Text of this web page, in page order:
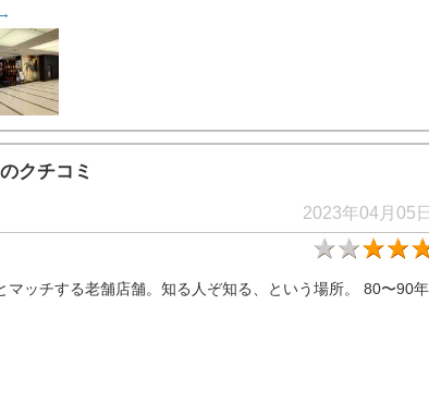
のクチコミ
2023年04月05日
ッチする老舗店舗。知る人ぞ知る、という場所。 80〜90年